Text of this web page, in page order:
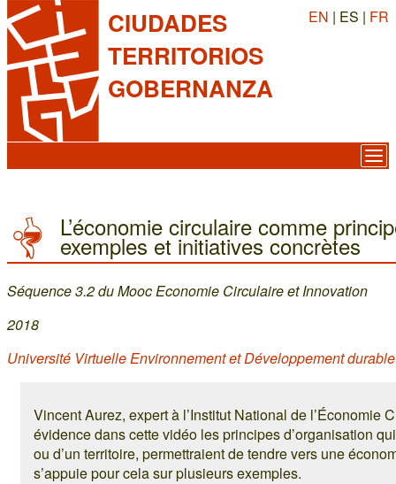
CIUDADES
TERRITORIOS
GOBERNANZA
EN | ES | FR
L’économie circulaire comme
exemples et initiatives concrètes
Séquence 3.2 du Mooc Economie Circulaire et Innovation
2018
Université Virtuelle Environnement et Développement
Vincent Aurez, expert à l’Institut National de l’Économie
évidence dans cette vidéo les principes d’organisation
ou d’un territoire, permettraient de tendre vers une
s’appuie pour cela sur plusieurs exemples.